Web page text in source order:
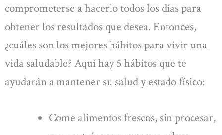
comprometerse a hacerlo todos los días para
obtener los resultados que desea. Entonces,
¿cuáles son los mejores hábitos para vivir una
vida saludable? Aquí hay 5 hábitos que te
ayudarán a mantener su salud y estado físico:
Come alimentos frescos, sin procesar,